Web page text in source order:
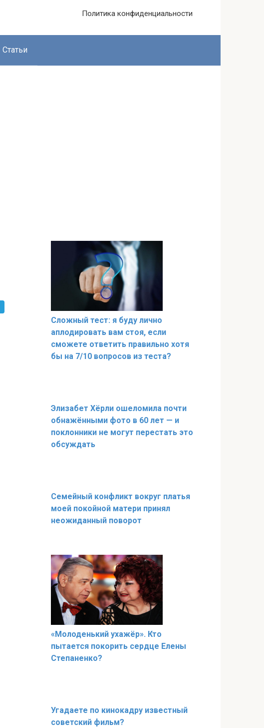
Политика конфиденциальности
Статьи
Сложный тест: я буду лично
аплодировать вам стоя, если
сможете ответить правильно хотя
бы на 7/10 вопросов из теста?
Элизабет Хёрли ошеломила почти
обнажёнными фото в 60 лет — и
поклонники не могут перестать это
обсуждать
Семейный конфликт вокруг платья
моей покойной матери принял
неожиданный поворот
«Молоденький ухажёр». Кто
пытается покорить сердце Елены
Степаненко?
Угадаете по кинокадру известный
советский фильм?